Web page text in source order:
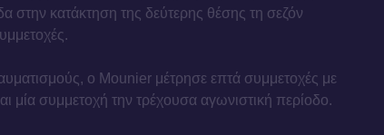
στην κατάκτηση της δεύτερης θέσης τη σεζόν
ο Mounier μέτρησε επτά συμμετοχές με
μία συμμετοχή την τρέχουσα αγωνιστική περίοδο.